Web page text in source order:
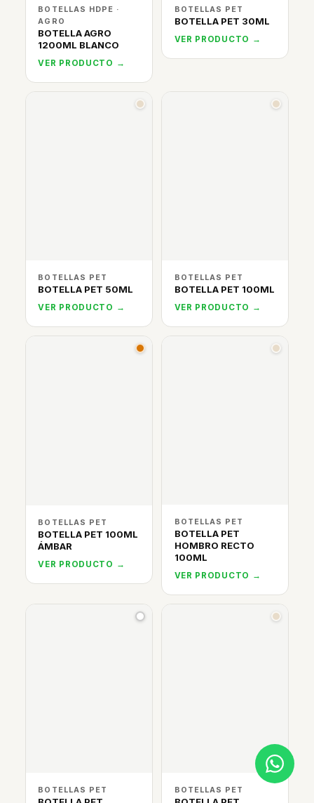
BOTELLAS HDPE ·
AGRO
BOTELLA AGRO
1200ML BLANCO
VER PRODUCTO →
BOTELLAS PET
BOTELLA PET 30ML
VER PRODUCTO →
BOTELLAS PET
BOTELLA PET 50ML
VER PRODUCTO →
BOTELLAS PET
BOTELLA PET 100ML
VER PRODUCTO →
BOTELLAS PET
BOTELLA PET 100ML
ÁMBAR
VER PRODUCTO →
BOTELLAS PET
BOTELLA PET
HOMBRO RECTO
100ML
VER PRODUCTO →
BOTELLAS PET BOTELLAS PET